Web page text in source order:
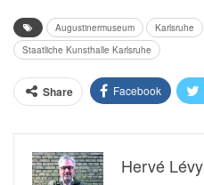
Augustinermuseum Karlsruhe
Staatliche Kunsthalle Karlsruhe
Share Facebook
Hervé Lévy